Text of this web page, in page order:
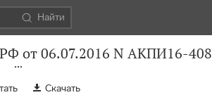
Найти
от 06.07.2016 N АКПИ16-408
Скачать